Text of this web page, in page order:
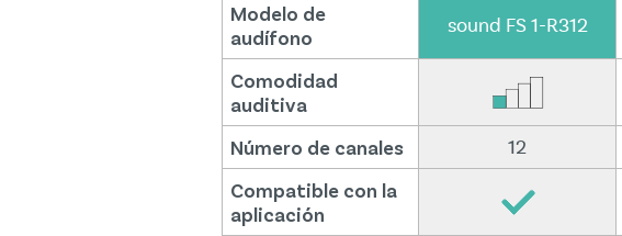
Modelo de
audífono
sound FS 1-R312
Comodidad
auditiva
Número de canales
12
Compatible con la
aplicación